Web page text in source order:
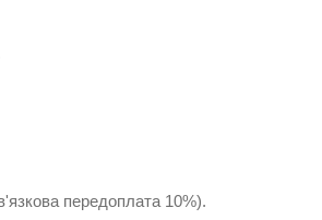
передоплата 10%).